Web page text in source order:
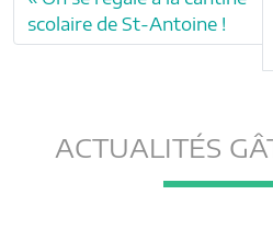
scolaire de St-Antoine !
ACTUALITÉS